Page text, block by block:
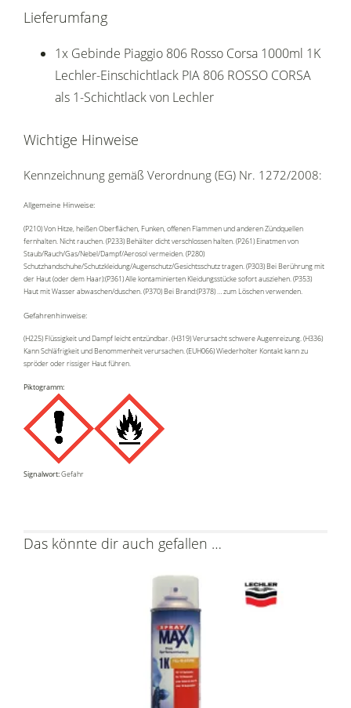
Lieferumfang
1x Gebinde Piaggio 806 Rosso Corsa 1000ml 1K
Lechler-Einschichtlack PIA 806 ROSSO CORSA
als 1-Schichtlack von Lechler
Wichtige Hinweise
Kennzeichnung gemäß Verordnung (EG) Nr. 1272/2008:
Allgemeine Hinweise:
(P210) Von Hitze, heißen Oberflächen, Funken, offenen Flammen und anderen Zündquellen
fernhalten. Nicht rauchen. (P233) Behälter dicht verschlossen halten. (P261) Einatmen von
Staub/Rauch/Gas/Nebel/Dampf/Aerosol vermeiden. (P280)
Schutzhandschuhe/Schutzkleidung/Augenschutz/Gesichtsschutz tragen. (P303) Bei Berührung mit
der Haut (oder dem Haar):(P361) Alle kontaminierten Kleidungsstücke sofort ausziehen. (P353)
Haut mit Wasser abwaschen/duschen. (P370) Bei Brand:(P378) … zum Löschen verwenden.
Gefahrenhinweise:
(H225) Flüssigkeit und Dampf leicht entzündbar. (H319) Verursacht schwere Augenreizung. (H336)
Kann Schläfrigkeit und Benommenheit verursachen. (EUH066) Wiederholter Kontakt kann zu
spröder oder rissiger Haut führen.
Piktogramm:
Signalwort:Gefahr
Das könnte dir auch gefallen …